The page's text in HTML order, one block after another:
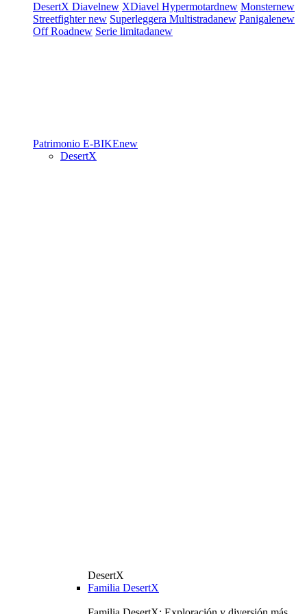
DesertX Diavelnew XDiavel Hypermotardnew Monsternew
Streetfighternew Superleggera Multistradanew Panigalenew
Off Roadnew Serie limitadanew
Patrimonio E-BIKEnew
DesertX
DesertX
Familia DesertX